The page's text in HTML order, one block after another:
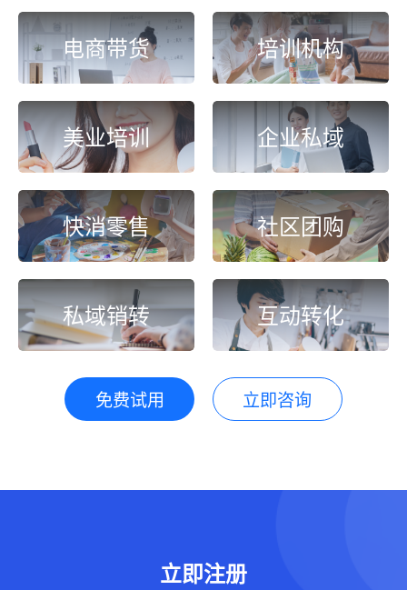
电商带货 培训机构
美业培训 企业私域
快消零售 社区团购
私域销转 互动转化
免费试用 立即咨询
立即注册